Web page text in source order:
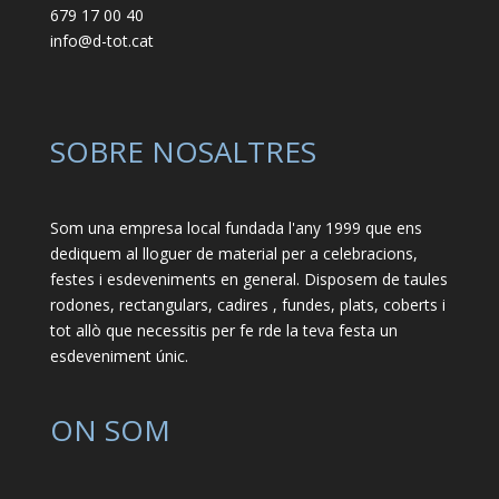
679 17 00 40
info@d-tot.cat
SOBRE NOSALTRES
Som una empresa local fundada l'any 1999 que ens
dediquem al lloguer de material per a celebracions,
festes i esdeveniments en general. Disposem de taules
rodones, rectangulars, cadires , fundes, plats, coberts i
tot allò que necessitis per fe rde la teva festa un
esdeveniment únic.
ON SOM